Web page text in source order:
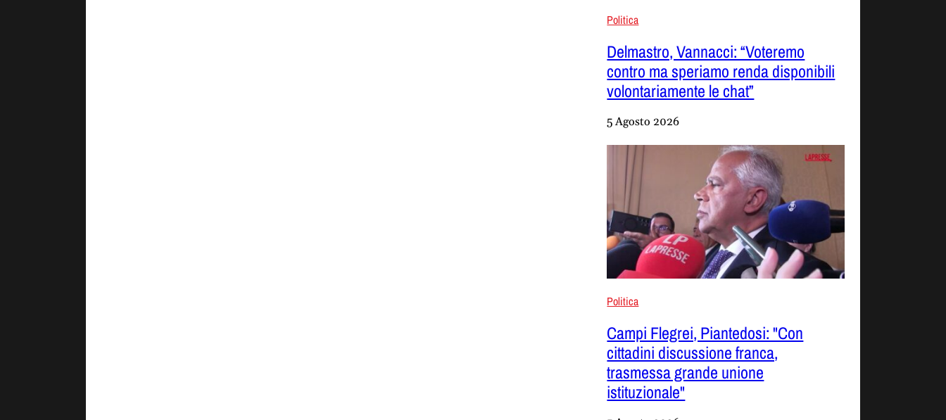
Politica
Delmastro, Vannacci: “Voteremo
contro ma speriamo renda disponibili
volontariamente le chat”
5 Agosto 2026
Politica
Campi Flegrei, Piantedosi: "Con
cittadini discussione franca,
trasmessa grande unione
istituzionale"